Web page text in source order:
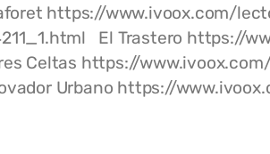
https://www.ivoox.com/
El Trastero https://
Celtas https://
Urbano https://